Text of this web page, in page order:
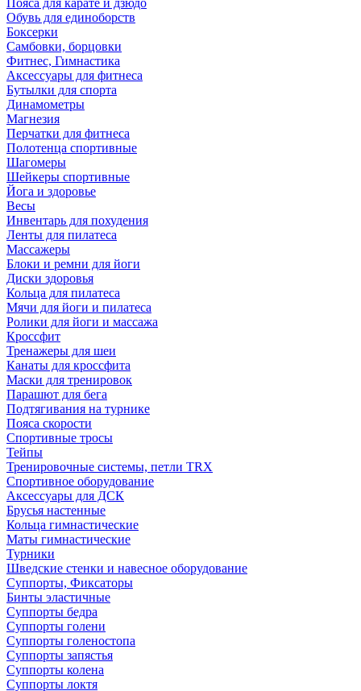
Пояса для карате и дзюдо
Обувь для единоборств
Боксерки
Самбовки, борцовки
Фитнес, Гимнастика
Аксессуары для фитнеса
Бутылки для спорта
Динамометры
Магнезия
Перчатки для фитнеса
Полотенца спортивные
Шагомеры
Шейкеры спортивные
Йога и здоровье
Весы
Инвентарь для похудения
Ленты для пилатеса
Массажеры
Блоки и ремни для йоги
Диски здоровья
Кольца для пилатеса
Мячи для йоги и пилатеса
Ролики для йоги и массажа
Кроссфит
Тренажеры для шеи
Канаты для кроссфита
Маски для тренировок
Парашют для бега
Подтягивания на турнике
Пояса скорости
Спортивные тросы
Тейпы
Тренировочные системы, петли TRX
Спортивное оборудование
Аксессуары для ДСК
Брусья настенные
Кольца гимнастические
Маты гимнастические
Турники
Шведские стенки и навесное оборудование
Суппорты, Фиксаторы
Бинты эластичные
Суппорты бедра
Суппорты голени
Суппорты голеностопа
Суппорты запястья
Суппорты колена
Суппорты локтя